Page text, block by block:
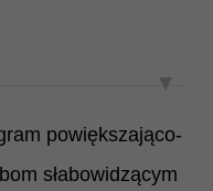
powiększająco-
słabowidzącym